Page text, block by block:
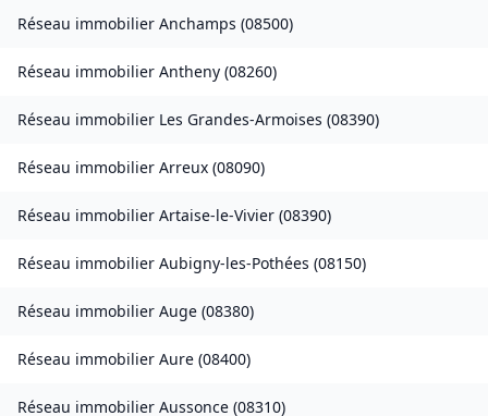
Réseau immobilier Anchamps (08500)
Réseau immobilier Antheny (08260)
Réseau immobilier Les Grandes-Armoises (08390)
Réseau immobilier Arreux (08090)
Réseau immobilier Artaise-le-Vivier (08390)
Réseau immobilier Aubigny-les-Pothées (08150)
Réseau immobilier Auge (08380)
Réseau immobilier Aure (08400)
Réseau immobilier Aussonce (08310)